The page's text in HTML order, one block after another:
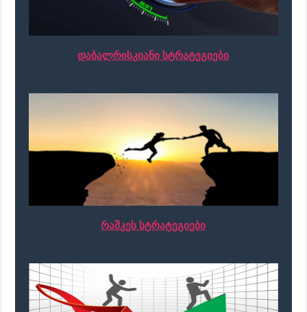
დაბალრისკიანი სტრატეგიები
რაშკეს სტრატეგიები